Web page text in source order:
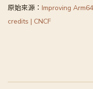
原始來源： Improving
credits | CNCF